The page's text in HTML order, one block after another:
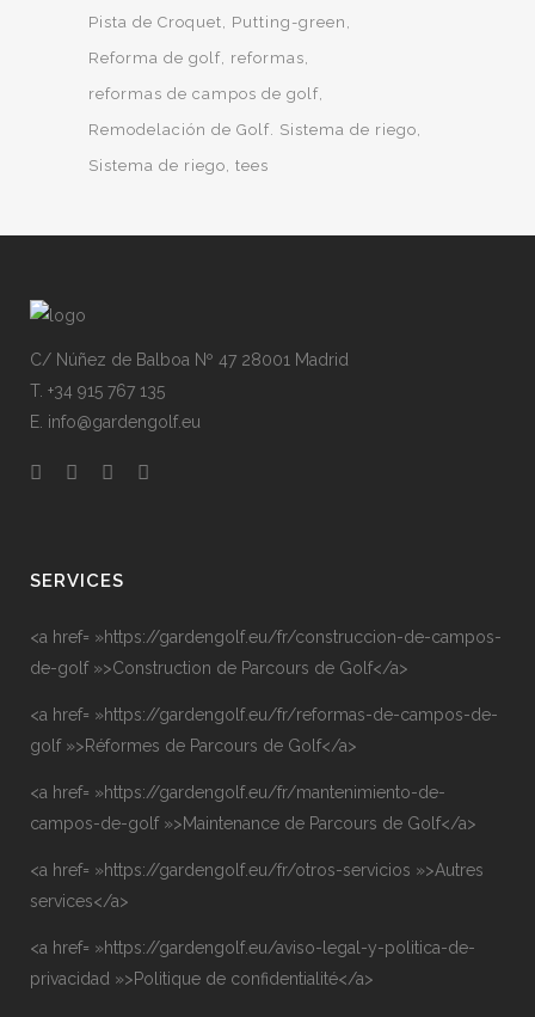
Pista de Croquet
Putting-green
Reforma de golf reformas
reformas de campos de golf
Remodelación de Golf. Sistema de riego
Sistema de riego tees
C/ Núñez de Balboa Nº 47 28001 Madrid
T. +34 915 767 135
E. info@gardengolf.eu
SERVICES
<a href= »https://gardengolf.eu/fr/construccion-de-campos-
de-golf »>Construction de Parcours de Golf</a>
<a href= »https://gardengolf.eu/fr/reformas-de-campos-de-
golf »>Réformes de Parcours de Golf</a>
<a href= »https://gardengolf.eu/fr/mantenimiento-de-
campos-de-golf »>Maintenance de Parcours de Golf</a>
<a href= »https://gardengolf.eu/fr/otros-servicios »>Autres
services</a>
<a href= »https://gardengolf.eu/aviso-legal-y-politica-de-
privacidad »>Politique de confidentialité</a>